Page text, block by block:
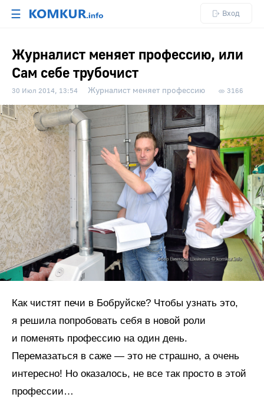
☰ Вход
Журналист меняет профессию, или
Сам себе трубочист
30 Июл 2014, 13:54 Журналист меняет профессию 3166
Как чистят печи в Бобруйске? Чтобы узнать это,
я решила попробовать себя в новой роли
и поменять профессию на один день.
Перемазаться в саже — это не страшно, а очень
интересно! Но оказалось, не все так просто в этой
профессии…